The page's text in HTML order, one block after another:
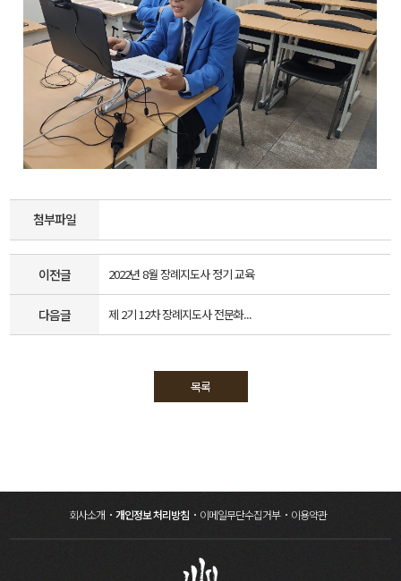
첨부파일
이전글 2022년 8월 장례지도사 정기 교육
다음글 제 2기 12차 장례지도사 전문화...
목록
회사소개 개인정보 처리방침 이메일무단수집거부 이용약관